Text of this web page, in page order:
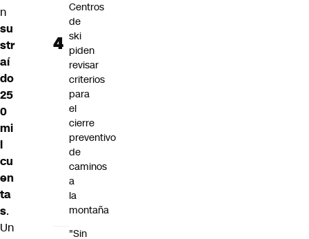
n
su
str
aí
do
25
0
mi
l
cu
en
ta
s.
Un
Centros
de
ski
piden
revisar
criterios
para
el
cierre
preventivo
de
caminos
a
la
montaña
"Sin